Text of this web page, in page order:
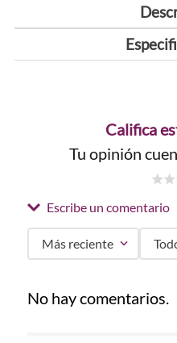
Califica
Tu opinión
Escribe un comentario
Título
Más reciente
No hay comentarios.